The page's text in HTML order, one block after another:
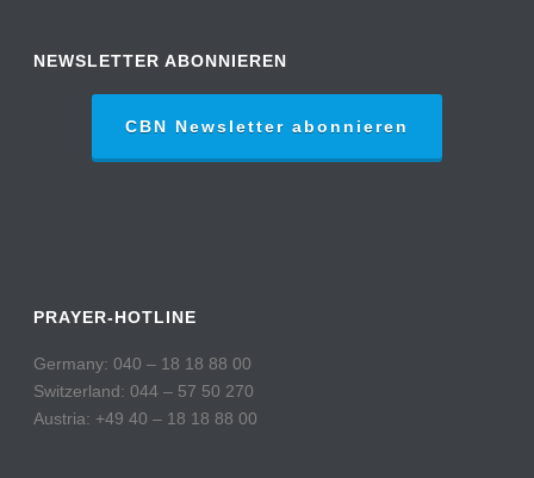
NEWSLETTER ABONNIEREN
CBN Newsletter abonnieren
PRAYER-HOTLINE
Germany: 040 – 18 18 88 00
Switzerland: 044 – 57 50 270
Austria: +49 40 – 18 18 88 00